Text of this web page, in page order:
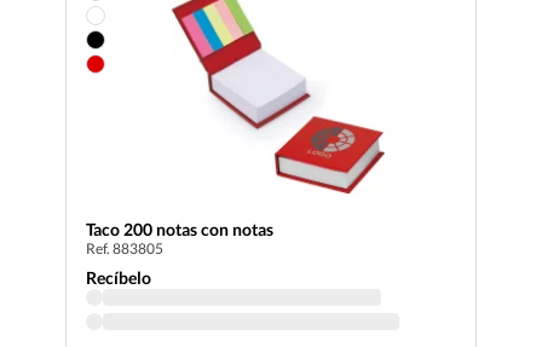
Taco 200 notas con notas
Ref. 883805
Recíbelo